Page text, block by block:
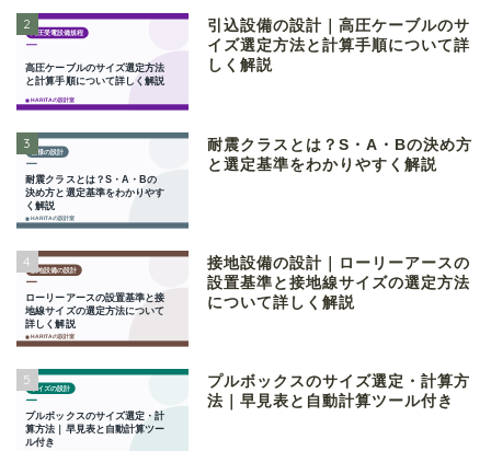
2
引込設備の設計｜高圧ケーブルのサ
イズ選定方法と計算手順について詳
しく解説
3
耐震クラスとは？S・A・Bの決め方
と選定基準をわかりやすく解説
4
接地設備の設計｜ローリーアースの
設置基準と接地線サイズの選定方法
について詳しく解説
5
プルボックスのサイズ選定・計算方
法｜早見表と自動計算ツール付き